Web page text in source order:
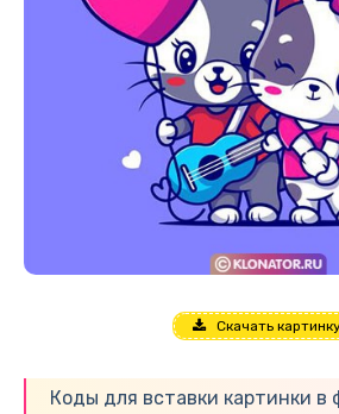
Скачать
Коды для вставки картинки в